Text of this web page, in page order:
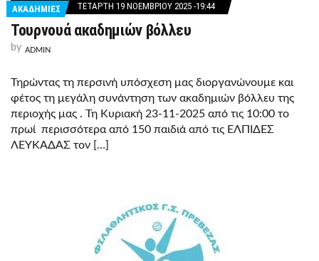
ΑΚΑΔΗΜΙΕΣ ΤΕΤΆΡΤΗ 19 ΝΟΕΜΒΡΊΟΥ 2025 -19:44
Τουρνουά ακαδημιών βόλλευ
by ADMIN
Τηρώντας τη περσινή υπόσχεση μας διοργανώνουμε και
φέτος τη μεγάλη συνάντηση των ακαδημιών βόλλευ της
περιοχής μας . Τη Κυριακή 23-11-2025 από τις 10:00 το
πρωί περισσότερα από 150 παιδιά από τις ΕΛΠΙΔΕΣ
ΛΕΥΚΑΔΑΣ τον […]